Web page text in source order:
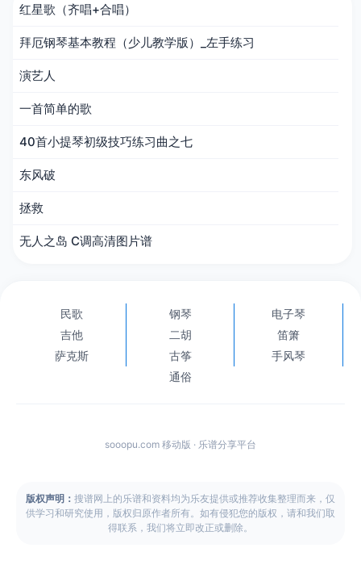
红星歌（齐唱+合唱）
拜厄钢琴基本教程（少儿教学版）_左手练习
演艺人
一首简单的歌
40首小提琴初级技巧练习曲之七
东风破
拯救
无人之岛 C调高清图片谱
民歌 钢琴
电子琴
吉他
二胡
笛箫
萨克斯
古筝
手风琴
通俗
sooopu.com 移动版 · 乐谱分享平台
版权声明： 搜谱网上的乐谱和资料均为乐友提供或推荐收集整理而来，仅
供学习和研究使用，版权归原作者所有。如有侵犯您的版权，请和我们取
得联系，我们将立即改正或删除。